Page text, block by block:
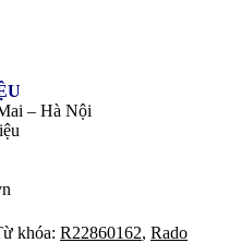
– Hà Nội
khóa: R22860162, Rado